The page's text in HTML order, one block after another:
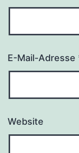
E-Mail-Adresse
Website